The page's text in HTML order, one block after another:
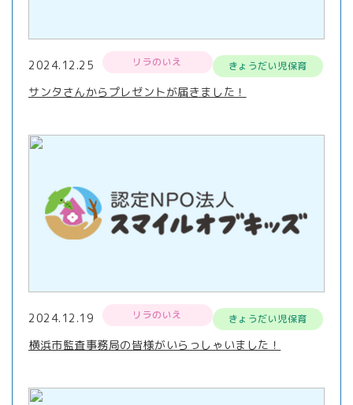
2024.12.25 リラのいえ きょうだい児保育
サンタさんからプレゼントが届きました！
2024.12.19 リラのいえ きょうだい児保育
横浜市監査事務局の皆様がいらっしゃいました！